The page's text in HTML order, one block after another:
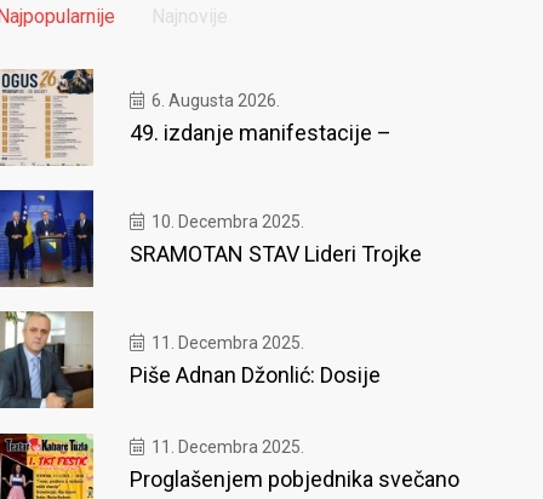
Najnovije
6. Augusta 2026.
49. izdanje manifestacije –
10. Decembra 2025.
SRAMOTAN STAV Lideri Trojke
11. Decembra 2025.
Piše Adnan Džonlić: Dosije
11. Decembra 2025.
Proglašenjem pobjednika svečano